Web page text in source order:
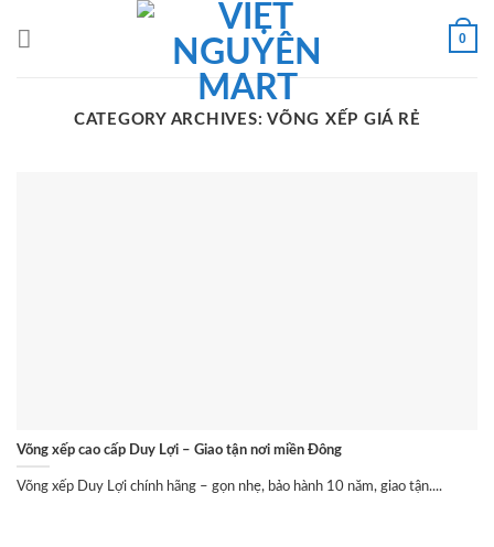
0
CATEGORY ARCHIVES: VÕNG XẾP GIÁ RẺ
Võng xếp cao cấp Duy Lợi – Giao tận nơi miền Đông
Võng xếp Duy Lợi chính hãng – gọn nhẹ, bảo hành 10 năm, giao tận....